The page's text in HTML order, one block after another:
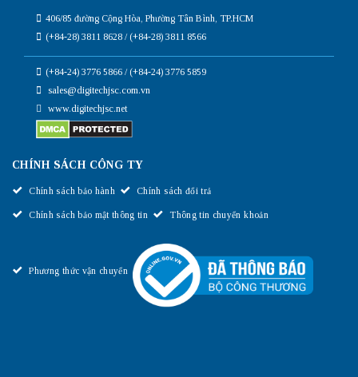
406/85 đường Cộng Hòa, Phường Tân Bình, TP.HCM
(+84-28) 3811 8628 / (+84-28) 3811 8566
(+84-24) 3776 5866 / (+84-24) 3776 5859
sales@digitechjsc.com.vn
www.digitechjsc.net
CHÍNH SÁCH CÔNG TY
Chính sách bảo hành Chính sách đổi trả
Chính sách bảo mật thông tin Thông tin chuyển khoản
Phương thức vận chuyển